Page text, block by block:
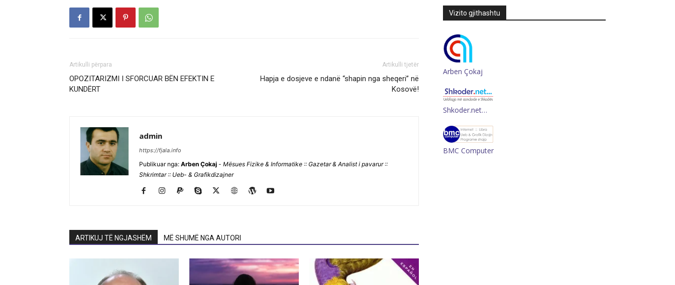
Artikulli përpara
OPOZITARIZMI I SFORCUAR BËN EFEKTIN E
KUNDËRT
Artikulli tjetër
Hapja e dosjeve e ndanë “shapin nga sheqeri” në
Kosovë!
admin
https://fjala.info
Publikuar nga: Arben Çokaj - Mësues Fizike & Informatike :: Gazetar & Analist i pavarur ::
Shkrimtar :: Ueb- & Grafikdizajner
ARTIKUJ TË NGJASHËM MË SHUMË NGA AUTORI
Vizito gjithashtu
Arben Çokaj
Shkoder.net…
BMC Computer